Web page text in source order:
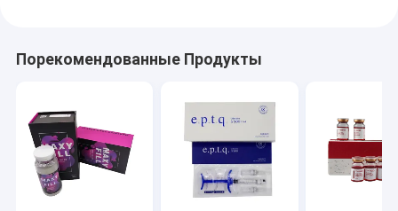
Порекомендованные Продукты